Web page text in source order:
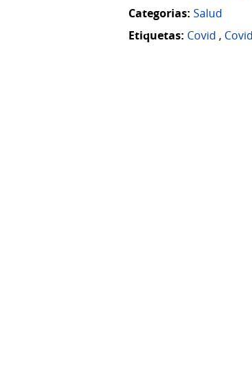
Categorias: Salud
Etiquetas: Covid ,